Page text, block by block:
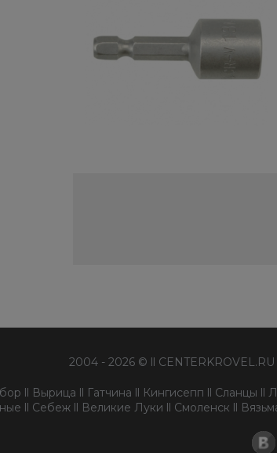
2004 - 2026 © ll
ll Вырица ll Гатчина ll Кингисепп ll Сланцы
ll Себеж ll Великие Луки ll Смоленск ll